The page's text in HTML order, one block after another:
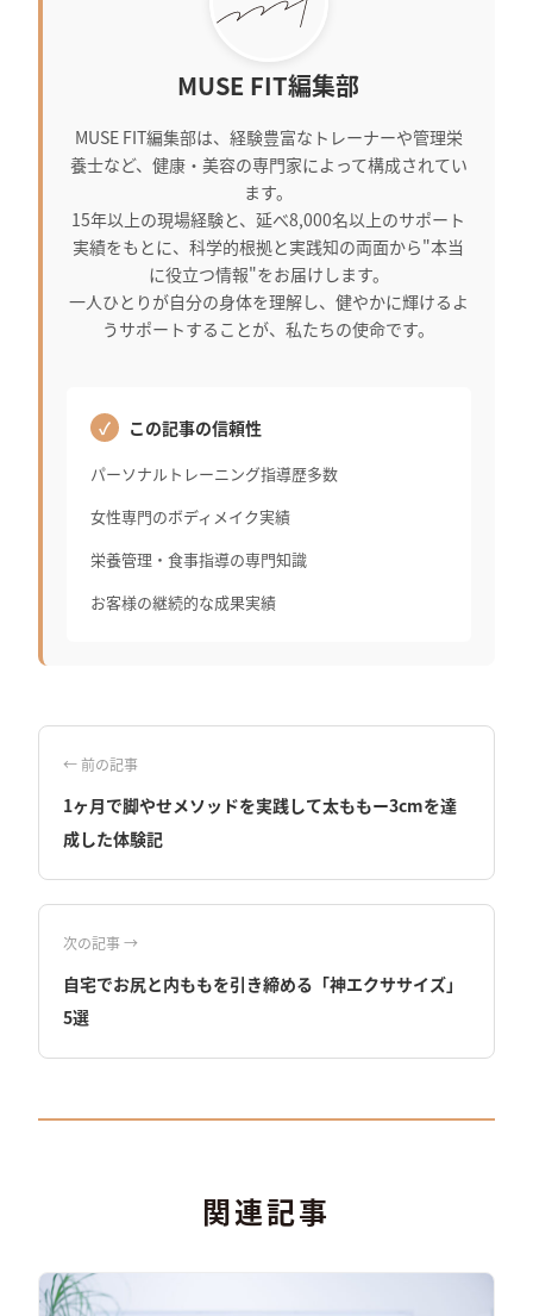
MUSE FIT編集部
MUSE FIT編集部は、経験豊富なトレーナーや管理栄
養士など、健康・美容の専門家によって構成されてい
ます。
15年以上の現場経験と、延べ8,000名以上のサポート
実績をもとに、科学的根拠と実践知の両面から"本当
に役立つ情報"をお届けします。
一人ひとりが自分の身体を理解し、健やかに輝けるよ
うサポートすることが、私たちの使命です。
この記事の信頼性
パーソナルトレーニング指導歴多数
女性専門のボディメイク実績
栄養管理・食事指導の専門知識
お客様の継続的な成果実績
← 前の記事
1ヶ月で脚やせメソッドを実践して太ももー3cmを達
成した体験記
次の記事 →
自宅でお尻と内ももを引き締める「神エクササイズ」
5選
関連記事